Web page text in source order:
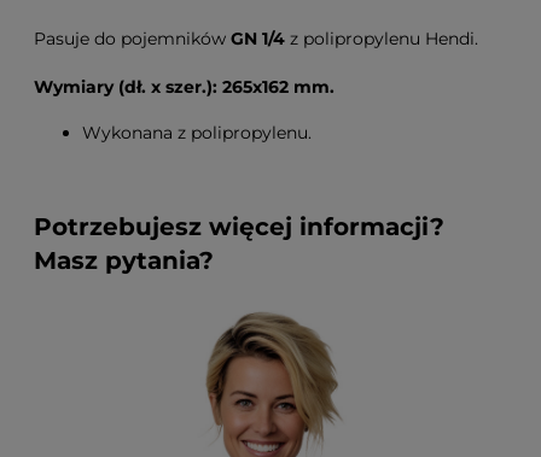
Pasuje do pojemników GN 1/4 z polipropylenu Hendi.
Wymiary (dł. x szer.): 265x162 mm.
Wykonana z polipropylenu.
Potrzebujesz więcej informacji?
Masz pytania?